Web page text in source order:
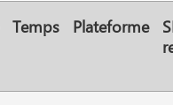
Temps Plateforme